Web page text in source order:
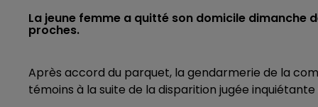
La jeune femme a quitté son domicile dimanche
proches.
Après accord du parquet, la gendarmerie de la
témoins à la suite de la disparition jugée